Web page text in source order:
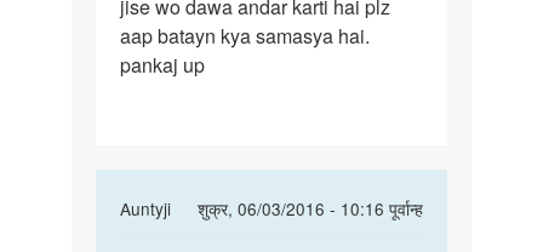
mujhko
ek
jise wo dawa andar karti hai plz
aap batayn kya samasya hai.
pankaj up
Auntyji
शुक्र, 06/03/2016 - 10:16 पूर्वान्ह
In